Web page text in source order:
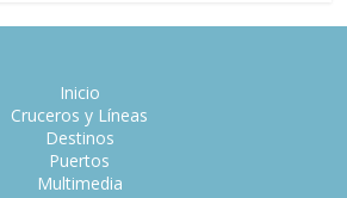
Inicio
Cruceros y Líneas
Destinos
Puertos
Multimedia